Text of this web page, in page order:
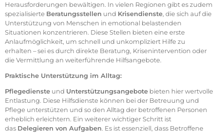
Herausforderungen bewältigen. In vielen Regionen gibt es zudem
spezialisierte Beratungsstellen und Krisendienste, die sich auf die
Unterstützung von Menschen in emotional belastenden
Situationen konzentrieren. Diese Stellen bieten eine erste
Anlaufmöglichkeit, um schnell und unkompliziert Hilfe zu
erhalten – sei es durch direkte Beratung, Krisenintervention oder
die Vermittlung an weiterführende Hilfsangebote.
Praktische Unterstützung im Alltag:
Pflegediensteund Unterstützungsangebotebieten hier wertvolle
Entlastung. Diese Hilfsdienste können bei der Betreuung und
Pflege unterstützen und so den Alltag der betroffenen Personen
erheblich erleichtern. Ein weiterer wichtiger Schritt ist
das Delegieren von Aufgaben. Es ist essenziell, dass Betroffene